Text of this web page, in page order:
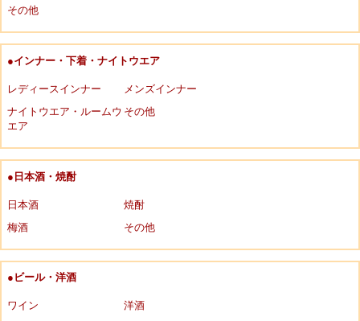
その他
●インナー・下着・ナイトウエア
レディースインナー
メンズインナー
ナイトウエア・ルームウ
エア
その他
●日本酒・焼酎
日本酒
焼酎
梅酒
その他
●ビール・洋酒
ワイン
洋酒